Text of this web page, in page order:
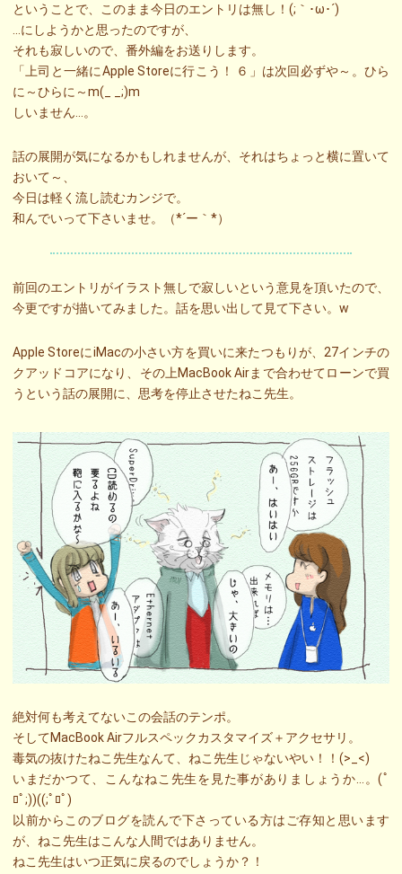
ということで、このまま今日のエントリは無し！(;｀･ω･´)ゞ
…にしようかと思ったのですが、
それも寂しいので、番外編をお送りします。
「上司と一緒にApple Storeに行こう！ ６」は次回必ずや～。ひら
に～ひらに～m(_ _;)m
しいません…。
話の展開が気になるかもしれませんが、それはちょっと横に置いて
おいて～、
今日は軽く流し読むカンジで。
和んでいって下さいませ。（*´ー｀*）
前回のエントリがイラスト無しで寂しいという意見を頂いたので、
今更ですが描いてみました。話を思い出して見て下さい。w
Apple StoreにiMacの小さい方を買いに来たつもりが、27インチの
クアッドコアになり、その上MacBook Airまで合わせてローンで買
うという話の展開に、思考を停止させたねこ先生。
絶対何も考えてないこの会話のテンポ。
そしてMacBook Airフルスペックカスタマイズ＋アクセサリ。
毒気の抜けたねこ先生なんて、ねこ先生じゃないやい！！(>_<)
いまだかつて、こんなねこ先生を見た事がありましょうか…。(ﾟ
ﾛﾟ;))((;ﾟﾛﾟ)
以前からこのブログを読んで下さっている方はご存知と思います
が、ねこ先生はこんな人間ではありません。
ねこ先生はいつ正気に戻るのでしょうか？！